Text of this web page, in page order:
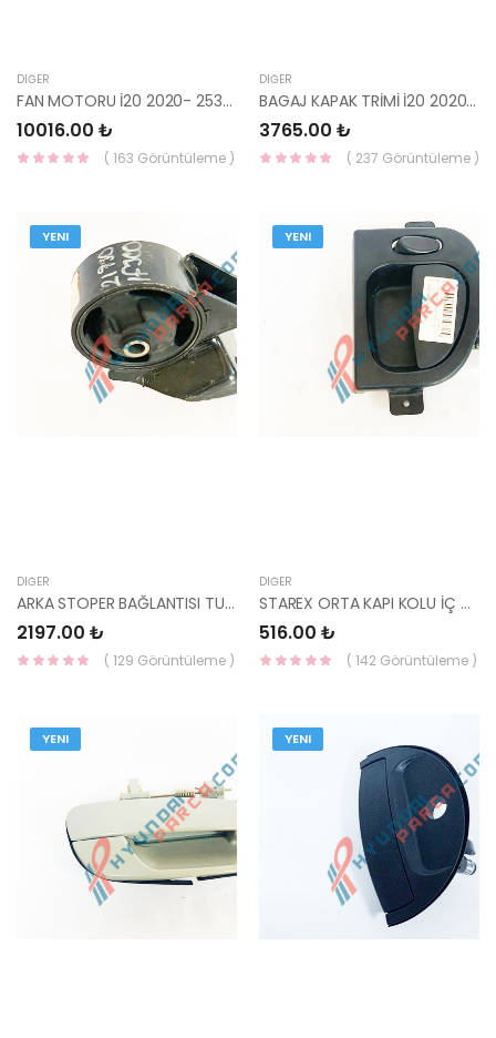
DIĞER
FAN MOTORU İ20 2020- 25386-Q0160-MOBIS-S
10016.00 ₺
( 163 Görüntüleme )
DIĞER
BAGAJ KAPAK TRİMİ İ20 2020-22 81710-Q0010NNB
3765.00 ₺
( 237 Görüntüleme )
YENI
DIĞER
ARKA STOPER BAĞLANTISI TUCSON OTM. 21930-1F300-YS
2197.00 ₺
( 129 Görüntüleme )
YENI
DIĞER
STAREX ORTA KAPI KOLU İÇ 83620-4A000LK-YS
516.00 ₺
( 142 Görüntüleme )
YENI YENI